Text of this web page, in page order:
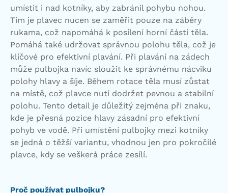
umístit i nad kotníky, aby zabránil pohybu nohou.
Tím je plavec nucen se zaměřit pouze na záběry
rukama, což napomáhá k posílení horní části těla.
Pomáhá také udržovat správnou polohu těla, což je
klíčové pro efektivní plavání. Při plavání na zádech
může pulbojka navíc sloužit ke správnému nácviku
polohy hlavy a šíje. Během rotace těla musí zůstat
na místě, což plavce nutí dodržet pevnou a stabilní
polohu. Tento detail je důležitý zejména při znaku,
kde je přesná pozice hlavy zásadní pro efektivní
pohyb ve vodě. Při umístění pulbojky mezi kotníky
se jedná o těžší variantu, vhodnou jen pro pokročilé
plavce, kdy se veškerá práce zesílí.
Proč používat pulbojku?